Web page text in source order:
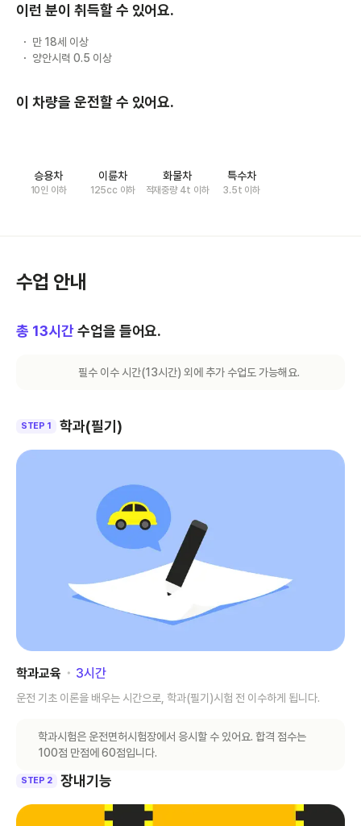
이런 분이 취득할 수 있어요.
만 18세 이상
양안시력 0.5 이상
이 차량을 운전할 수 있어요.
승용차
10인 이하
이륜차
125cc 이하
화물차
적재중량 4t 이하
특수차
3.5t 이하
수업 안내
총 13시간 수업을 들어요.
필수 이수 시간(13시간) 외에 추가 수업도 가능해요.
STEP 1 학과(필기)
학과교육 ･ 3시간
운전 기초 이론을 배우는 시간으로, 학과(필기)시험 전 이수하게 됩니다.
학과시험은 운전면허시험장에서 응시할 수 있어요. 합격 점수는
100점 만점에 60점입니다.
STEP 2 장내기능